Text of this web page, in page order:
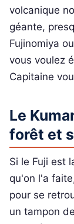
volcanique
géante,
Fujinomiya
vous voulez
Capitaine
Le
forêt et
Si le Fuji est
qu'on l'a
pour se
un tampon